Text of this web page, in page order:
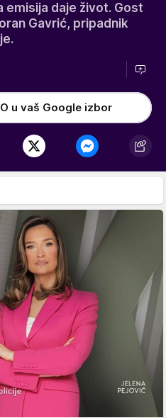
emisija daje život. Gost
Gavrić, pripadnik
u vaš Google izbor